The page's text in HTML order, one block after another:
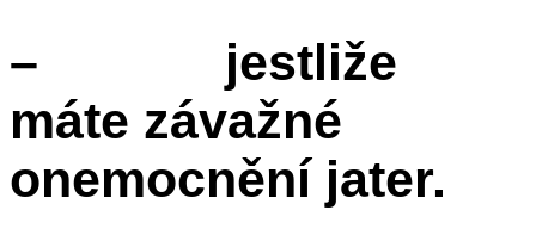
– jestliže
máte závažné
onemocnění jater.